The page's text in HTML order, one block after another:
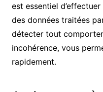
est essentiel
des données traitées
détecter tout
incohérence, vous
rapidement.